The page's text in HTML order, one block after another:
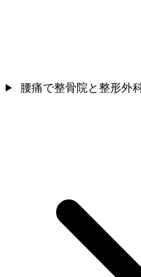
腰痛で整骨院と整形外